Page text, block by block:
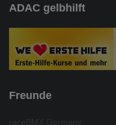
ADAC gelbhilft
Freunde